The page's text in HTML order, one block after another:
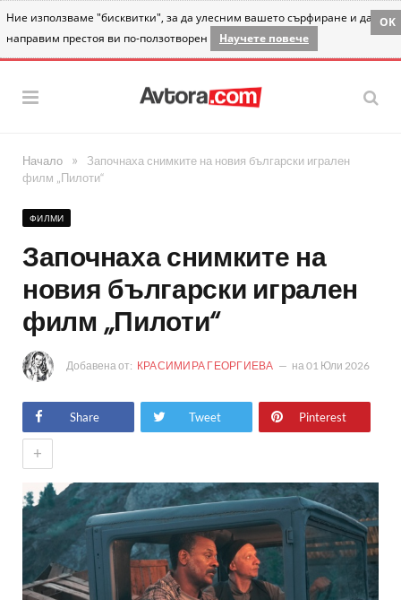
Ние използваме "бисквитки", за да улесним вашето сърфиране и да
направим престоя ви по-ползотворен
Научете повече
OK
Начало »
Започнаха снимките на новия български игрален
филм „Пилоти“
ФИЛМИ
Започнаха снимките на
новия български игрален
филм „Пилоти“
Добавена от: КРАСИМИРА ГЕОРГИЕВА на 01 Юли 2026
Share Tweet Pinterest
+